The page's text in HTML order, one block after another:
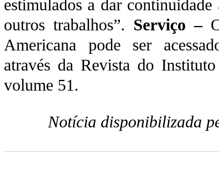
estimulados a dar
outros trabalhos”. Serviço –O
Americana pode ser
através da Revista do
volume 51.
Notícia disponibilizada